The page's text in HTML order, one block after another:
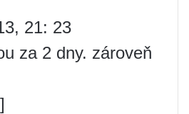
21: 23
za 2 dny. zároveň